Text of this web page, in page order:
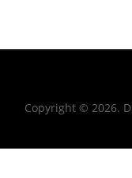
Copyright © 2026.